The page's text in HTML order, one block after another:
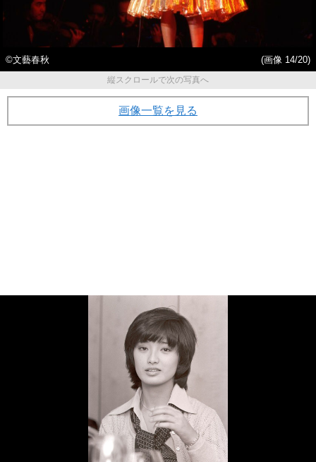
©︎文藝春秋
(画像 14/20)
縦スクロールで次の写真へ
画像一覧を見る